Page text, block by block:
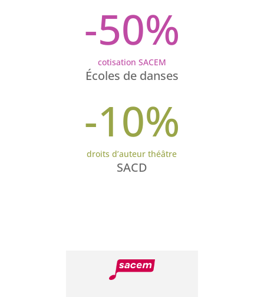
-50%
cotisation SACEM
Écoles de danses
-10%
droits d’auteur théâtre
SACD